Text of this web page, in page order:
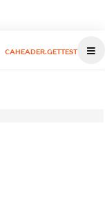
CAHEADER.GETTEST